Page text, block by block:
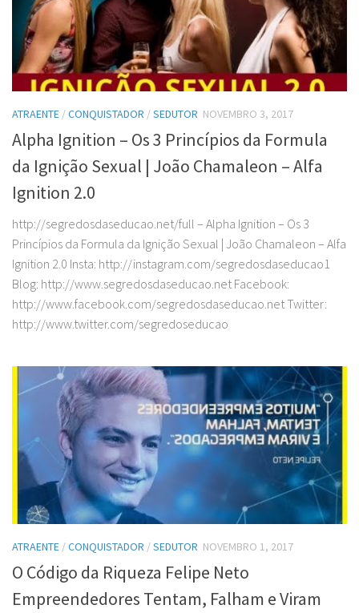
ATRAENTE /CONQUISTADOR /SEDUTOR NOVEMBRO 3, 2017
Alpha Ignition – Os 3 Princípios da Formula
da Ignição Sexual | João Chamaleon – Alfa
Ignition 2.0
http://segredosdaseducao.net/full – Alpha Ignition – Os 3
Princípios da Formula da Ignição Sexual | João Chamaleon – Alfa
Ignition 2.0 Insta: http://instagram.com/segredosdaseducao1
Blog: http://www.segredosdaseducao.net Facebook:
http://www.facebook.com/segredosdaseducao.net Twitter:
http://www.twitter.com/segredoseducao
ATRAENTE /CONQUISTADOR /SEDUTOR NOVEMBRO 1, 2017
O Código da Riqueza Felipe Neto
Empreendedores Tentam, Falham e Viram